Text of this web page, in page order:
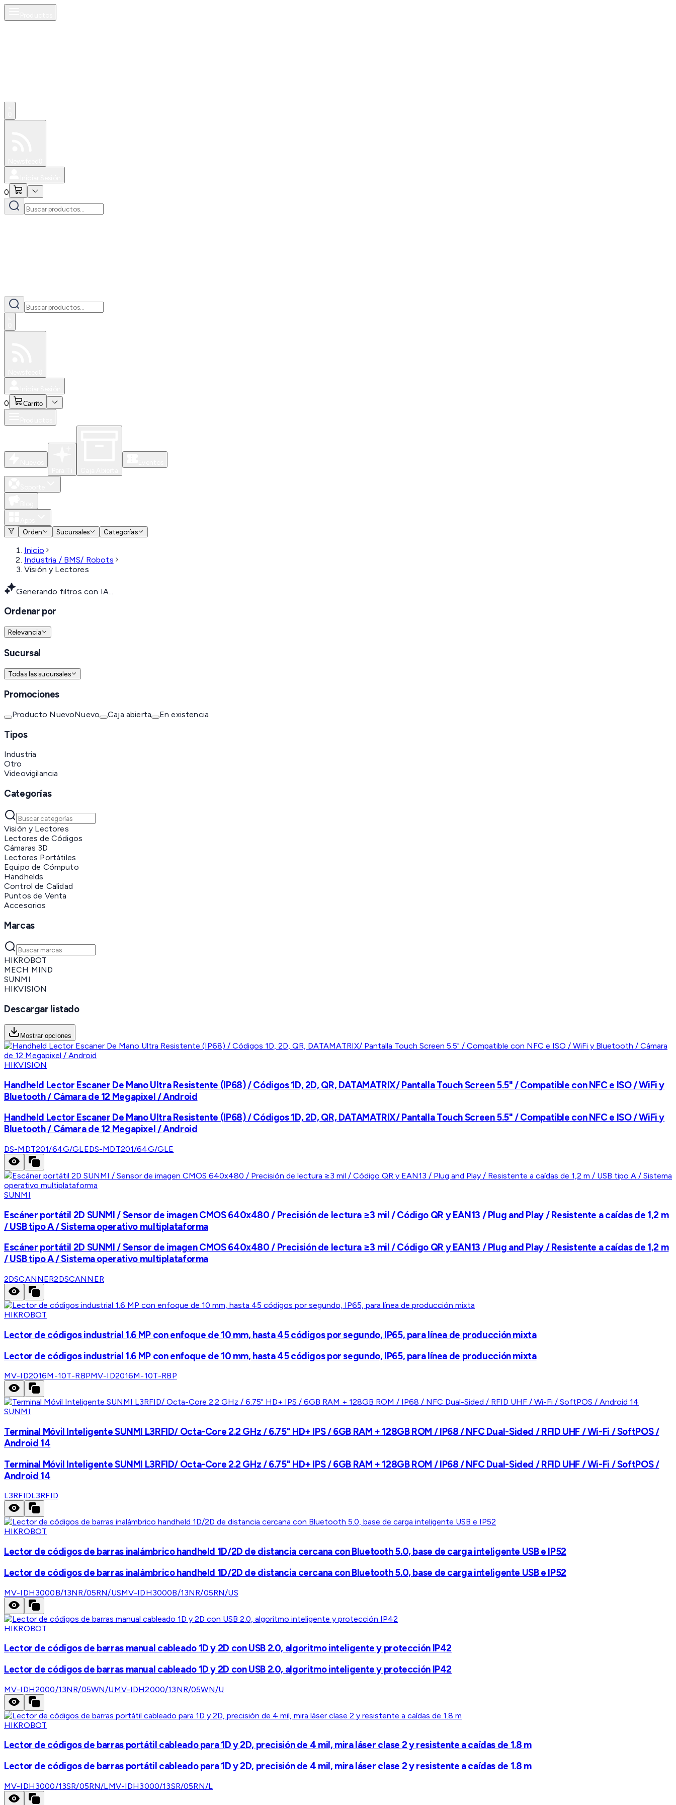
0
0 Carrito
Orden
Sucursales Categorías
Inicio
Industria / BMS/ Robots
Visión y Lectores
Generando filtros con IA...
Ordenar por
Relevancia
Sucursal
Todas las sucursales
Promociones
Producto NuevoNuevo Caja abierta En existencia
Tipos
Industria
Otro
Videovigilancia
Categorías
Visión y Lectores
Lectores de Códigos
Cámaras 3D
Lectores Portátiles
Equipo de Cómputo
Handhelds
Control de Calidad
Puntos de Venta
Accesorios
Marcas
HIKROBOT
MECH MIND
SUNMI
HIKVISION
Descargar listado
Mostrar opciones
HIKVISION
Handheld Lector Escaner De Mano Ultra Resistente (IP68) / Códigos 1D, 2D, QR, DATAMATRIX/ Pantalla Touch Screen 5.5" / Compatible con NFC e ISO / WiFi y
Bluetooth / Cámara de 12 Megapixel / Android
Handheld Lector Escaner De Mano Ultra Resistente (IP68) / Códigos 1D, 2D, QR, DATAMATRIX/ Pantalla Touch Screen 5.5" / Compatible con NFC e ISO / WiFi y
Bluetooth / Cámara de 12 Megapixel / Android
DS-MDT201/64G/GLEDS-MDT201/64G/GLE
SUNMI
Escáner portátil 2D SUNMI / Sensor de imagen CMOS 640x480 / Precisión de lectura ≥3 mil / Código QR y EAN13 / Plug and Play / Resistente a caídas de 1,2 m
/ USB tipo A / Sistema operativo multiplataforma
Escáner portátil 2D SUNMI / Sensor de imagen CMOS 640x480 / Precisión de lectura ≥3 mil / Código QR y EAN13 / Plug and Play / Resistente a caídas de 1,2 m
/ USB tipo A / Sistema operativo multiplataforma
2DSCANNER2DSCANNER
HIKROBOT
Lector de códigos industrial 1.6 MP con enfoque de 10 mm, hasta 45 códigos por segundo, IP65, para línea de producción mixta
Lector de códigos industrial 1.6 MP con enfoque de 10 mm, hasta 45 códigos por segundo, IP65, para línea de producción mixta
MV-ID2016M-10T-RBPMV-ID2016M-10T-RBP
SUNMI
Terminal Móvil Inteligente SUNMI L3RFID/ Octa-Core 2.2 GHz / 6.75" HD+ IPS / 6GB RAM + 128GB ROM / IP68 / NFC Dual-Sided / RFID UHF / Wi-Fi / SoftPOS /
Android 14
Terminal Móvil Inteligente SUNMI L3RFID/ Octa-Core 2.2 GHz / 6.75" HD+ IPS / 6GB RAM + 128GB ROM / IP68 / NFC Dual-Sided / RFID UHF / Wi-Fi / SoftPOS /
Android 14
L3RFIDL3RFID
HIKROBOT
Lector de códigos de barras inalámbrico handheld 1D/2D de distancia cercana con Bluetooth 5.0, base de carga inteligente USB e IP52
Lector de códigos de barras inalámbrico handheld 1D/2D de distancia cercana con Bluetooth 5.0, base de carga inteligente USB e IP52
MV-IDH3000B/13NR/05RN/USMV-IDH3000B/13NR/05RN/US
HIKROBOT
Lector de códigos de barras manual cableado 1D y 2D con USB 2.0, algoritmo inteligente y protección IP42
Lector de códigos de barras manual cableado 1D y 2D con USB 2.0, algoritmo inteligente y protección IP42
MV-IDH2000/13NR/05WN/UMV-IDH2000/13NR/05WN/U
HIKROBOT
Lector de códigos de barras portátil cableado para 1D y 2D, precisión de 4 mil, mira láser clase 2 y resistente a caídas de 1.8 m
Lector de códigos de barras portátil cableado para 1D y 2D, precisión de 4 mil, mira láser clase 2 y resistente a caídas de 1.8 m
MV-IDH3000/13SR/05RN/LMV-IDH3000/13SR/05RN/L